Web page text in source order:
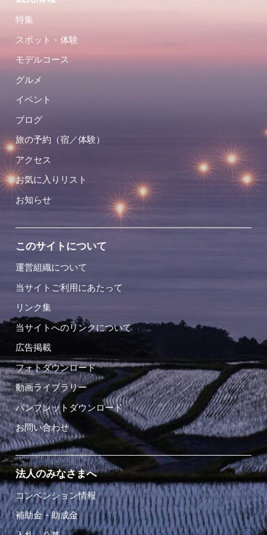
特集
スポット・体験
モデルコース
グルメ
イベント
ブログ
旅の予約（宿／体験）
アクセス
お気に入りリスト
お知らせ
このサイトについて
運営組織について
当サイトご利用にあたって
リンク集
当サイトへのリンクについて
広告掲載
フォトダウンロード
動画ライブラリー
パンフレットダウンロード
お問い合わせ
法人のみなさまへ
コンベンション情報
補助金・助成金